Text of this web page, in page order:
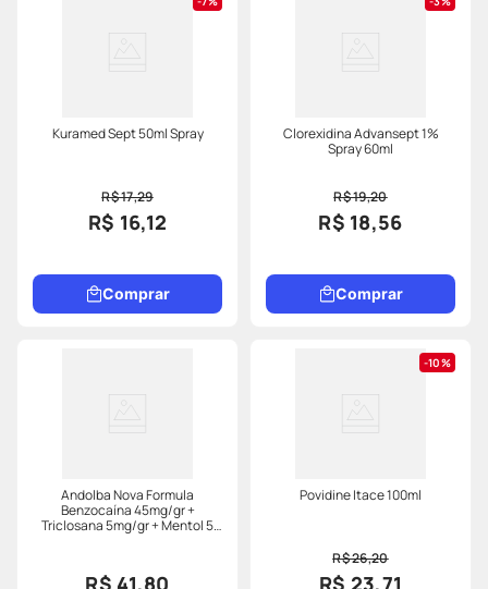
Kuramed Sept 50ml Spray
R$ 17,29
R$ 16,12
Comprar
Clorexidina Advansept 1%
Spray 60ml
R$ 19,20
R$ 18,56
Comprar
Andolba Nova Formula
Benzocaína 45mg/gr +
Triclosana 5mg/gr + Mentol 5
R$ 41,80
10%
Povidine Itace 100ml
R$ 26,20
R$ 23,71